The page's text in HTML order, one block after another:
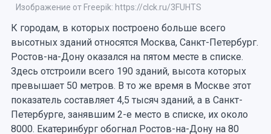
Изображение от Freepik: https://clck.ru/3FUHTS
К городам, в которых построено больше всего
высотных зданий относятся Москва, Санкт-Петербург.
Ростов-на-Дону оказался на пятом месте в списке.
Здесь отстроили всего 190 зданий, высота которых
превышает 50 метров. В то же время в Москве этот
показатель составляет 4,5 тысяч зданий, а в Санкт-
Петербурге, занявшим 2-е место в списке, их около
8000. Екатеринбург обогнал Ростов-на-Дону на 80